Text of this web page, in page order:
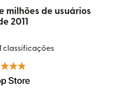
milhões de usuários
2011
classificações